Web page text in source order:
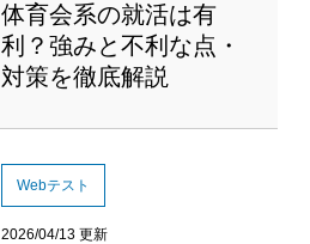
体育会系の就活は有
利？強みと不利な点・
対策を徹底解説
Webテスト
2026/04/13 更新